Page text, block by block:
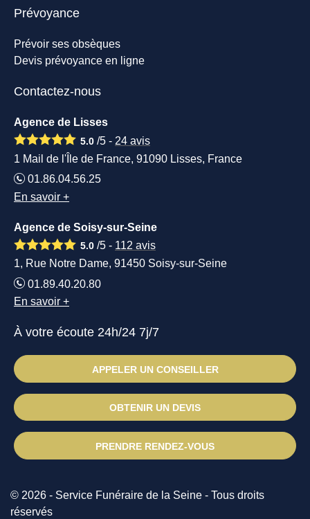
Prévoyance
Prévoir ses obsèques
Devis prévoyance en ligne
Contactez-nous
Agence de Lisses
5.0 /5 - 24 avis
1 Mail de l'Île de France, 91090 Lisses, France
01.86.04.56.25
En savoir +
Agence de Soisy-sur-Seine
5.0 /5 - 112 avis
1, Rue Notre Dame, 91450 Soisy-sur-Seine
01.89.40.20.80
En savoir +
À votre écoute 24h/24 7j/7
APPELER UN CONSEILLER
OBTENIR UN DEVIS
PRENDRE RENDEZ-VOUS
© 2026 - Service Funéraire de la Seine - Tous droits
réservés